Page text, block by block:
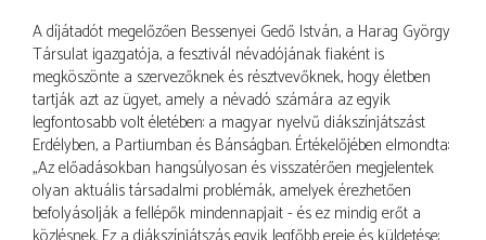
A díjátadót megelőzően Bessenyei Gedő István, a Harag György
Társulat igazgatója, a fesztivál névadójának fiaként is
megköszönte a szervezőknek és résztvevőknek, hogy életben
tartják azt az ügyet, amely a névadó számára az egyik
legfontosabb volt életében: a magyar nyelvű diákszínjátszást
Erdélyben, a Partiumban és Bánságban. Értékelőjében elmondta:
„Az előadásokban hangsúlyosan és visszatérően megjelentek
olyan aktuális társadalmi problémák, amelyek érezhetően
befolyásolják a fellépők mindennapjait - és ez mindig erőt a